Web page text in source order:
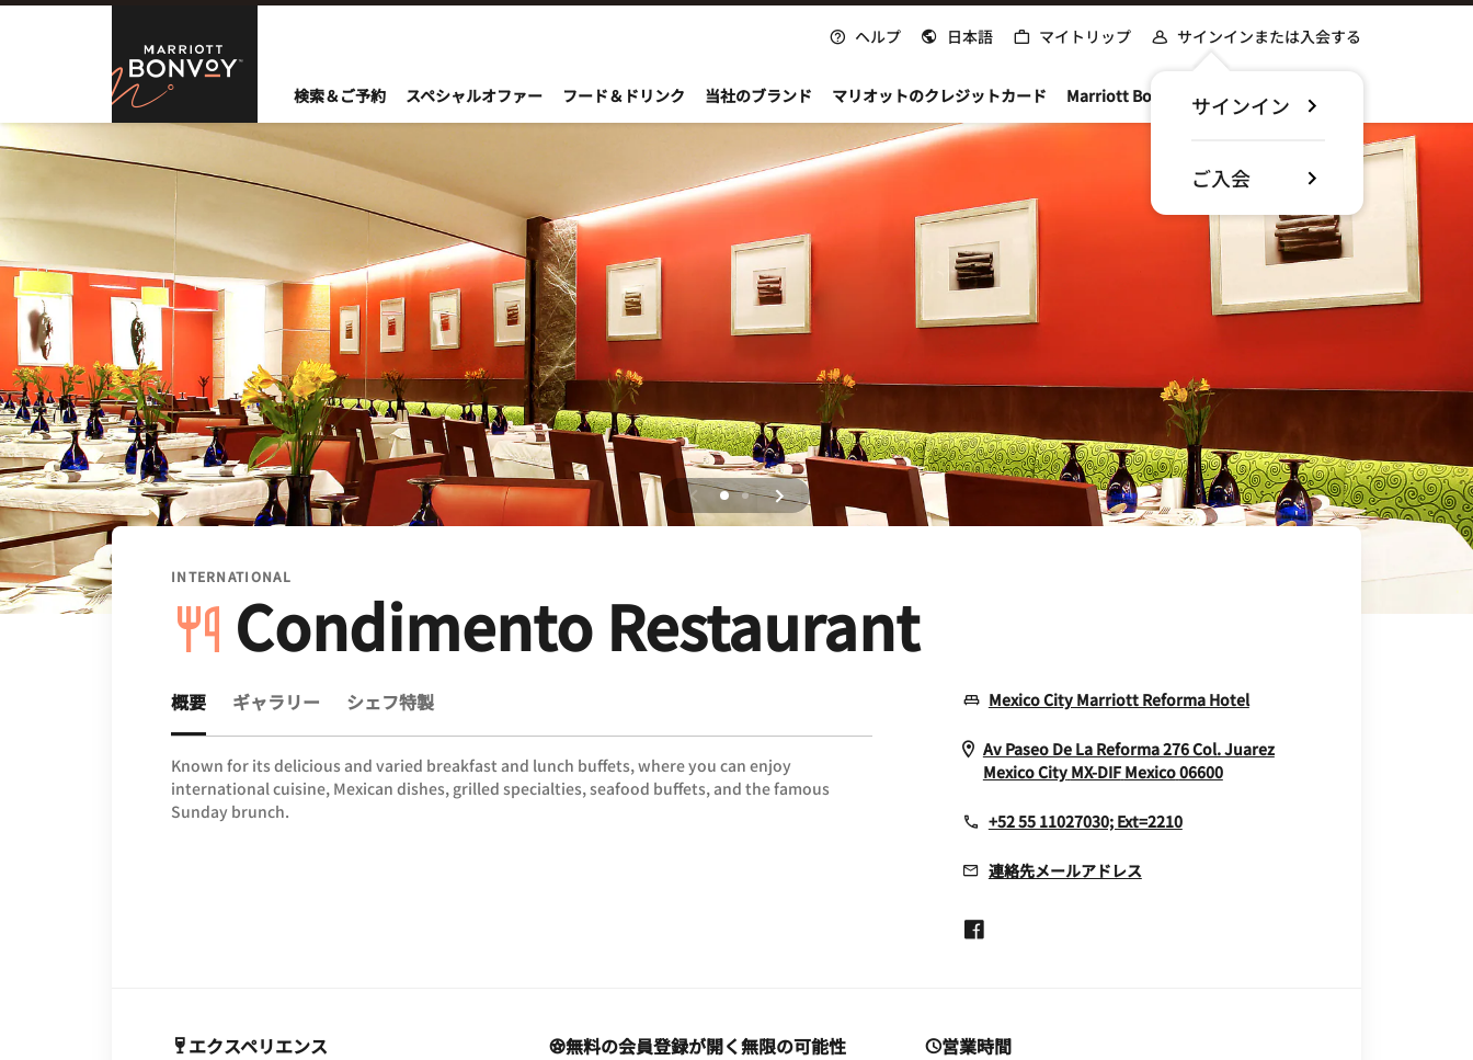
Skip to Content
Marriott Bonvoy
ヘルプ 日本語 マイトリップ サインインまたは入会する
サインイン
ご入会
検索＆ご予約 スペシャルオファー フード＆ドリンク 当社のブランド マリオットのクレジットカード Marriott Bonvoyについて
INTERNATIONAL
Condimento Restaurant
概要 ギャラリー シェフ特製
Known for its delicious and varied breakfast and lunch buffets, where you can enjoy
international cuisine, Mexican dishes, grilled specialties, seafood buffets, and the famous
Sunday brunch.
Mexico City Marriott Reforma HotelOpens In New Window
Av Paseo De La Reforma 276 Col. Juarez
Mexico City MX-DIF Mexico06600Opens In New Window
+52 55 11027030; Ext=2210
連絡先メールアドレス
Opens In New Window
エクスペリエンス 無料の会員登録が開く無限の可能性 営業時間